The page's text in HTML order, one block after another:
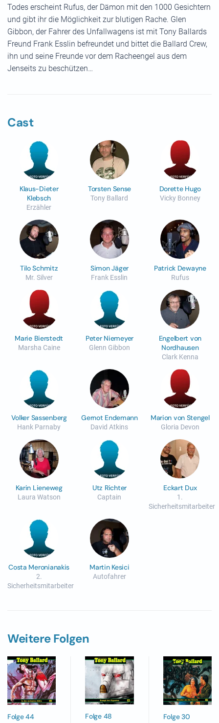
Todes erscheint Rufus, der Dämon mit den 1000 Gesichtern
und gibt ihr die Möglichkeit zur blutigen Rache. Glen
Gibbon, der Fahrer des Unfallwagens ist mit Tony Ballards
Freund Frank Esslin befreundet und bittet die Ballard Crew,
ihn und seine Freunde vor dem Racheengel aus dem
Jenseits zu beschützen…
Cast
Klaus-Dieter
Klebsch
Erzähler
Torsten Sense
Tony Ballard
Dorette Hugo
Vicky Bonney
Tilo Schmitz
Mr. Silver
Simon Jäger
Frank Esslin
Patrick Dewayne
Rufus
Marie Bierstedt
Marsha Caine
Peter Niemeyer
Glenn Gibbon
Engelbert von
Nordhausen
Clark Kenna
Volker Sassenberg
Hank Parnaby
Gernot Endemann
David Atkins
Marion von Stengel
Gloria Devon
Karin Lieneweg
Laura Watson
Utz Richter
Captain
Eckart Dux
1.
Sicherheitsmitarbeiter
Costa Meronianakis
2.
Sicherheitsmitarbeiter
Martin Kesici
Autofahrer
Weitere Folgen
Folge 44 Folge 48 Folge 30